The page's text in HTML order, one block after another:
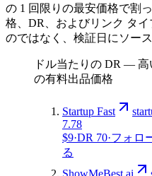
の 1 回限りの最安価格で割
格、DR、およびリンク タ
のではなく、検証日にソー
ドル当たりの DR — 高
の有料出品価格
Startup Fast
7.78
$9·DR 70·フォロ
る
ShowMeBest.ai